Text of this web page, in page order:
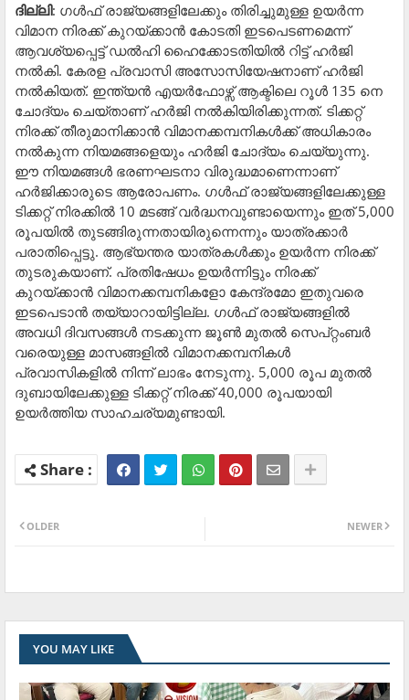
ദില്ലി: ഗൾഫ് രാജ്യങ്ങളിലേക്കും തിരിച്ചുമുള്ള ഉയർന്ന
വിമാന നിരക്ക് കുറയ്ക്കാൻ കോടതി ഇടപെടണമെന്ന്
ആവശ്യപ്പെട്ട് ഡൽഹി ഹൈക്കോടതിയിൽ റിട്ട് ഹർജി
നൽകി. കേരള പ്രവാസി അസോസിയേഷനാണ് ഹർജി
നൽകിയത്. ഇന്ത്യൻ എയർഫോഴ്സ് ആക്ടിലെ റൂൾ 135 നെ
ചോദ്യം ചെയ്താണ് ഹർജി നൽകിയിരിക്കുന്നത്. ടിക്കറ്റ്
നിരക്ക് തീരുമാനിക്കാൻ വിമാനക്കമ്പനികൾക്ക് അധികാരം
നൽകുന്ന നിയമങ്ങളെയും ഹർജി ചോദ്യം ചെയ്യുന്നു.
ഈ നിയമങ്ങൾ ഭരണഘടനാ വിരുദ്ധമാണെന്നാണ്
ഹർജിക്കാരുടെ ആരോപണം. ഗൾഫ് രാജ്യങ്ങളിലേക്കുള്ള
ടിക്കറ്റ് നിരക്കിൽ 10 മടങ്ങ് വർദ്ധനവുണ്ടായെന്നും ഇത് 5,000
രൂപയിൽ തുടങ്ങിരുന്നതായിരുന്നെന്നും യാത്രക്കാർ
പരാതിപ്പെട്ടു. ആഭ്യന്തര യാത്രകൾക്കും ഉയർന്ന നിരക്ക്
തുടരുകയാണ്. പ്രതിഷേധം ഉയർന്നിട്ടും നിരക്ക്
കുറയ്ക്കാൻ വിമാനക്കമ്പനികളോ കേന്ദ്രമോ ഇതുവരെ
ഇടപെടാൻ തയ്യാറായിട്ടില്ല. ഗൾഫ് രാജ്യങ്ങളിൽ
അവധി ദിവസങ്ങൾ നടക്കുന്ന ജൂൺ മുതൽ സെപ്റ്റംബർ
വരെയുള്ള മാസങ്ങളിൽ വിമാനക്കമ്പനികൾ
പ്രവാസികളിൽ നിന്ന് ലാഭം നേടുന്നു. 5,000 രൂപ മുതൽ
ദുബായിലേക്കുള്ള ടിക്കറ്റ് നിരക്ക് 40,000 രൂപയായി
ഉയർത്തിയ സാഹചര്യമുണ്ടായി.
NEWER
OLDER
YOU MAY LIKE